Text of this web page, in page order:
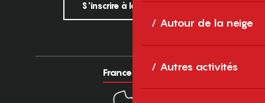
Autour de la neige
Autres activités
S'inscrire à la newsletter
France Europe